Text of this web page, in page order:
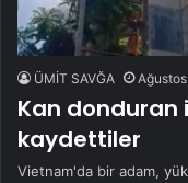
ÜMİT SAVĞA
Kan donduran
kaydettiler
Vietnam'da bir adam,